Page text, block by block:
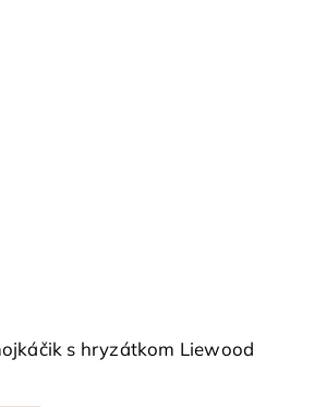
s hryzátkom Liewood